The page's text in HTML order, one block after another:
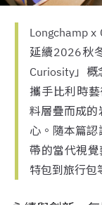
Longchamp x
延續2026秋
Curiosity」概
攜手比利時
料層疊而成的
心。隨本篇
帶的當代視
特包到旅行包